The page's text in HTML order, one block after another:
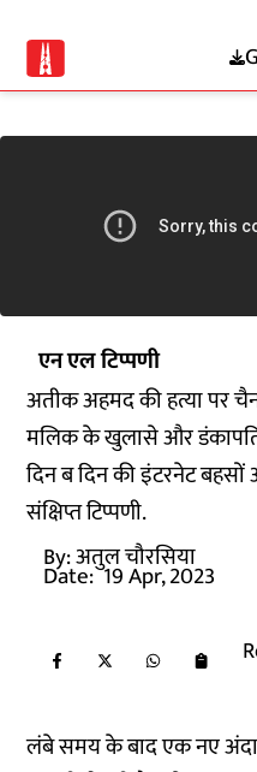
एन एल टिप्पणी
अतीक अहमद की हत्या पर
मलिक के खुलासे और
दिन ब दिन की इंटरनेट
संक्षिप्त टिप्पणी.
By:अतुल चौरसिया
Date: 19 Apr, 2023
लंबे समय के बाद एक नए